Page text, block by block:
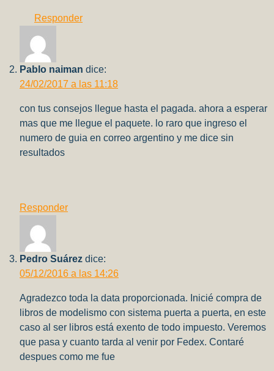
Responder
Pablo naiman dice:
24/02/2017 a las 11:18
con tus consejos llegue hasta el pagada. ahora a esperar
mas que me llegue el paquete. lo raro que ingreso el
numero de guia en correo argentino y me dice sin
resultados
Responder
Pedro Suárez dice:
05/12/2016 a las 14:26
Agradezco toda la data proporcionada. Inicié compra de
libros de modelismo con sistema puerta a puerta, en este
caso al ser libros está exento de todo impuesto. Veremos
que pasa y cuanto tarda al venir por Fedex. Contaré
despues como me fue